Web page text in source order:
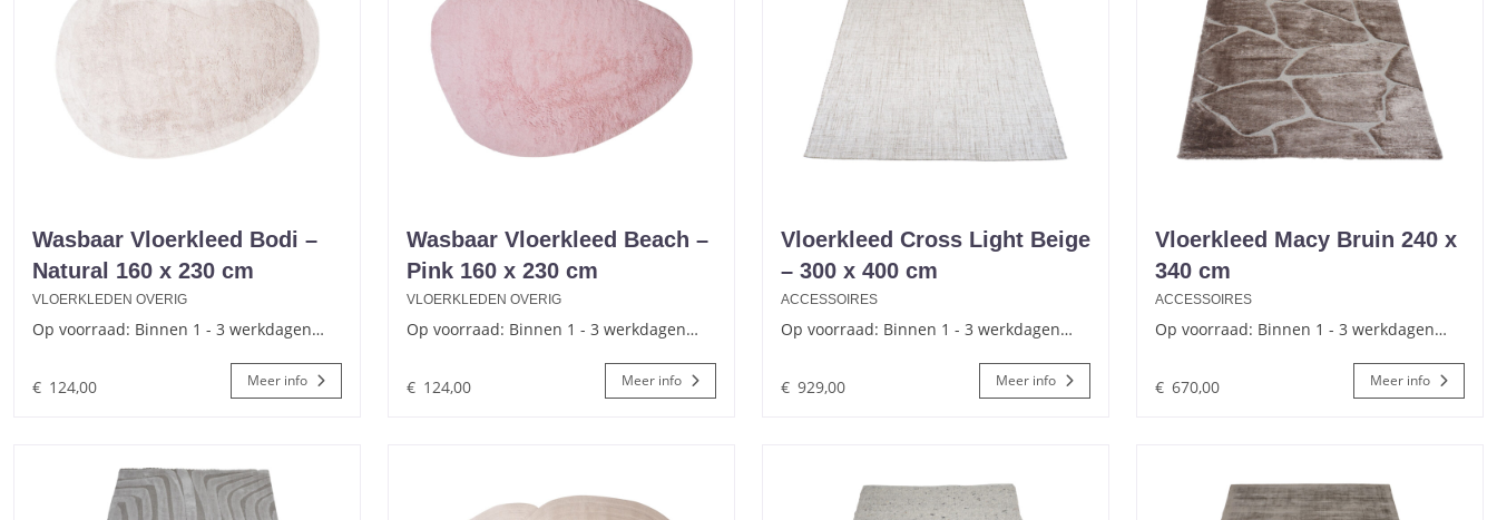
Wasbaar Vloerkleed Bodi –
Natural 160 x 230 cm
VLOERKLEDEN OVERIG
Op voorraad: Binnen 1 - 3 werkdagen…
€ 124,00 Meer info
Wasbaar Vloerkleed Beach –
Pink 160 x 230 cm
VLOERKLEDEN OVERIG
Op voorraad: Binnen 1 - 3 werkdagen…
€ 124,00 Meer info
Vloerkleed Cross Light Beige
– 300 x 400 cm
ACCESSOIRES
Op voorraad: Binnen 1 - 3 werkdagen…
€ 929,00 Meer info
Vloerkleed Macy Bruin 240 x
340 cm
ACCESSOIRES
Op voorraad: Binnen 1 - 3 werkdagen…
€ 670,00 Meer info